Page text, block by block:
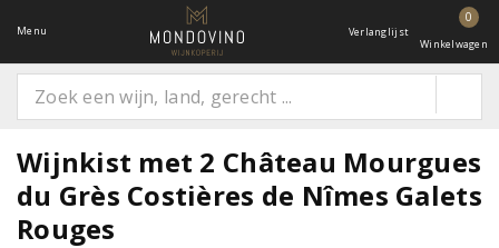
Menu Verlanglijst
0
Winkelwagen
Wijnkist met 2 Château Mourgues
du Grès Costières de Nîmes Galets
Rouges